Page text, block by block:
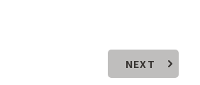
NEXT